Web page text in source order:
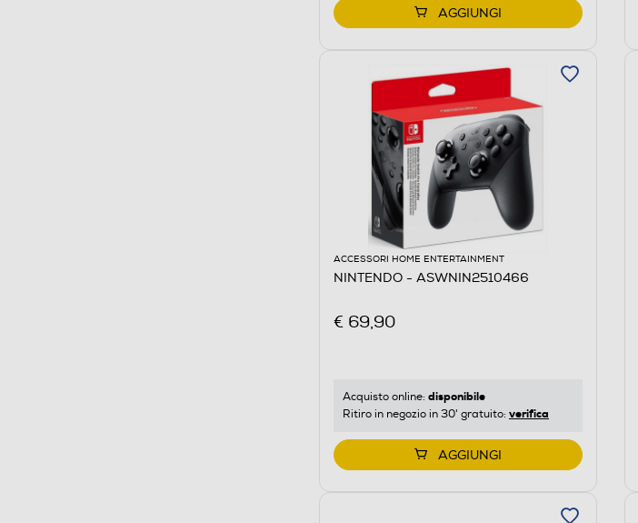
AGGIUNGI
ACCESSORI HOME ENTERTAINMENT
NINTENDO - ASWNIN2510466
€ 69,90
Acquisto online: disponibile
Ritiro in negozio in 30' gratuito: verifica
AGGIUNGI